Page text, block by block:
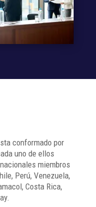
conformado por
uno de ellos
miembros
Perú, Venezuela,
Costa Rica,